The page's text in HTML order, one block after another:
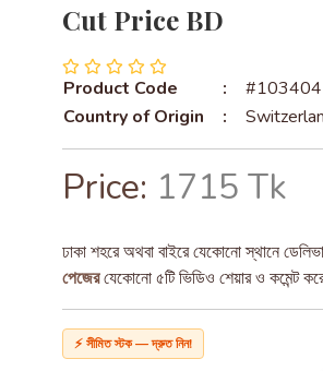
Cut Price BD
Product Code :
#103404
Country of Origin
:
Price: 1715 Tk
ঢাকা শহরে অথবা বাইরে যেকোনো স্থানে
পেজেরযেকোনো ৫টি ভিডিও শেয়ার ও কমেন্ট
⚡ সীমিত স্টক — দ্রুত নিন!